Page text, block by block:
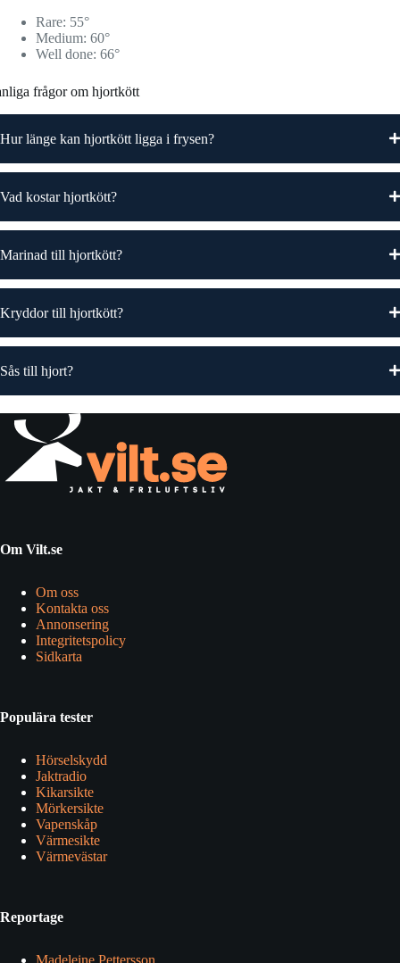
Rare: 55°
Medium: 60°
Well done: 66°
frågor om hjortkött
Hur länge kan hjortkött ligga i frysen?
Vad kostar hjortkött?
Marinad till hjortkött?
Kryddor till hjortkött?
Sås till hjort?
Om Vilt.se
Om oss
Kontakta oss
Annonsering
Integritetspolicy
Sidkarta
Populära tester
Hörselskydd
Jaktradio
Kikarsikte
Mörkersikte
Vapenskåp
Värmesikte
Värmevästar
Reportage